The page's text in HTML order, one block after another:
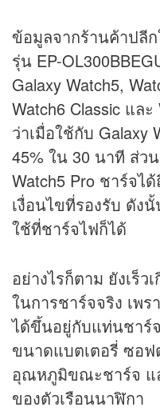
ข้อมูลจากร้านค้าปลี
รุ่น EP-
Galaxy Watch5,
Watch6 Classic แล
ว่าเมื่อใช้กับ Galaxy
45% ใน 30 นาที ส่ว
Watch5 Pro ชาร์จไ
เงื่อนไขที่รองรับ ดัง
ใช้ที่ชาร์จไฟก็ได้
อย่างไรก็ตาม ยังเร็ว
ในการชาร์จจริง เพ
ได้ขึ้นอยู่กับแท่นชาร์
ขนาดแบตเตอรี่ ซอฟ
อุณหภูมิขณะชาร์จ แ
ของตัวเรือนนาฬิกา